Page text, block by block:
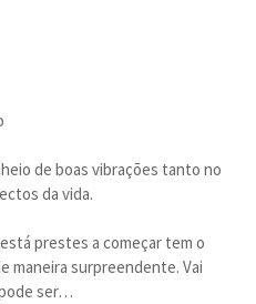
de boas vibrações tanto no
da vida.
prestes a começar tem o
maneira surpreendente. Vai
ser…